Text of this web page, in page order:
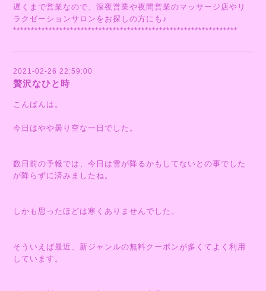
遅くまで営業なので、深夜営業や夜間営業のマッサージ店やリ
ラクゼーションサロンをお探しの方にも♪
***************************************************************
2021-02-26 22:59:00
贅沢なひと時
こんばんは。
今日はやや曇り空な一日でした。
数日前の予報では、今日は雪が降るかもしてないとの事でした
が降らずに済みましたね。
しかも思ったほどは寒くありませんでした。
そういえば最近、新ジャンルの無料クーポンが多くてよく利用
しています。